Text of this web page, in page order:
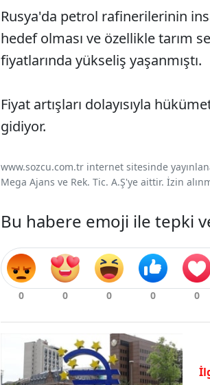
Rusya'da petrol rafinerilerinin
hedef olması ve özellikle tarım
fiyatlarında yükseliş yaşanmıştı.
Fiyat artışları dolayısıyla
gidiyor.
www.sozcu.com.tr internet sitesinde
Mega Ajans ve Rek. Tic. A.Ş'ye aittir. İzin
Bu habere emoji ile tepki